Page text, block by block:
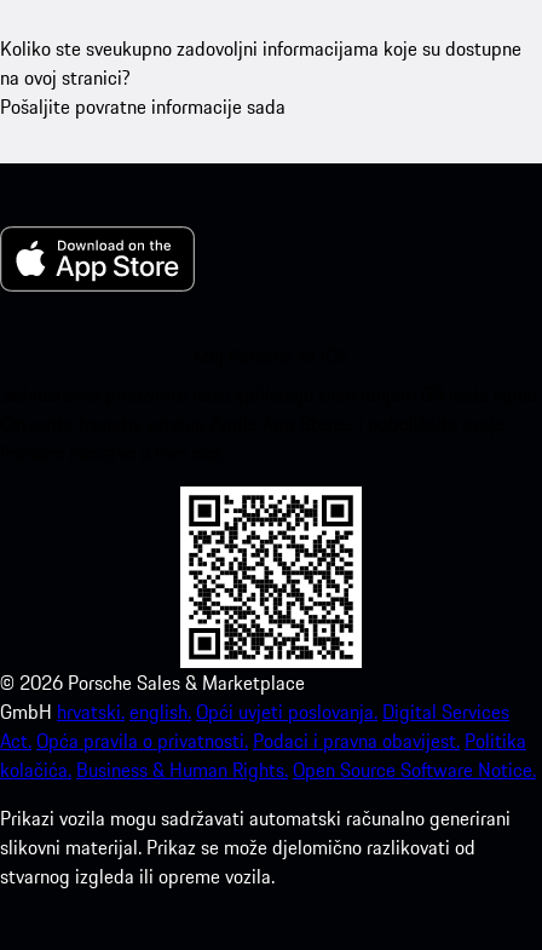
Koliko ste sveukupno zadovoljni informacijama koje su dostupne
na ovoj stranici?
Pošaljite povratne informacije sada
© 2026 Porsche Sales & Marketplace
GmbH hrvatski.english.Opći uvjeti poslovanja. Digital Services
Act.Opća pravila o privatnosti. Podaci i pravna obavijest. Politika
kolačića. Business & Human Rights.Open Source Software Notice.
Prikazi vozila mogu sadržavati automatski računalno generirani
slikovni materijal. Prikaz se može djelomično razlikovati od
stvarnog izgleda ili opreme vozila.